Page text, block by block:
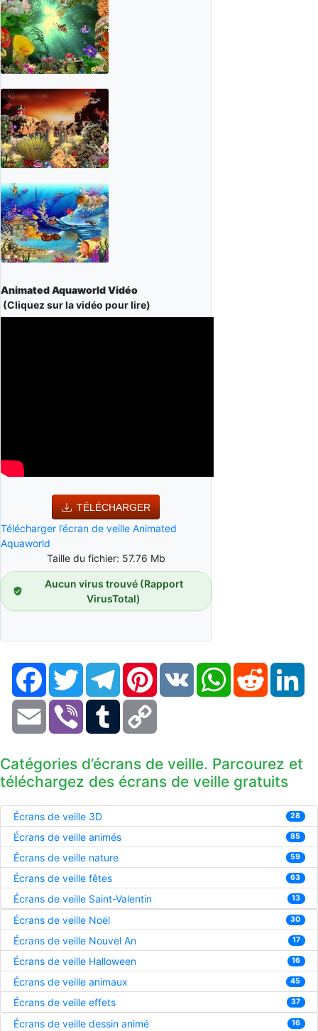
Animated Aquaworld Vidéo
(Cliquez sur la vidéo pour lire)
TÉLÉCHARGER
Télécharger l’écran de veille Animated
Aquaworld
Taille du fichier: 57.76 Mb
Aucun virus trouvé (Rapport
VirusTotal)
FacebookTwitter TelegramPinterestVK WhatsAppReddit
Email Viber Tumblr
Catégories d’écrans de veille. Parcourez et
téléchargez des écrans de veille gratuits
Écrans de veille 3D 28
Écrans de veille animés 85
Écrans de veille nature 59
Écrans de veille fêtes 63
Écrans de veille Saint-Valentin 13
Écrans de veille Noël 30
Écrans de veille Nouvel An 17
Écrans de veille Halloween 16
Écrans de veille animaux 45
Écrans de veille effets 37
Écrans de veille dessin animé 16